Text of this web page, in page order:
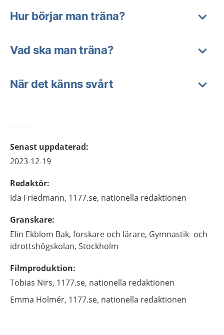
Hur börjar man träna?
Vad ska man träna?
När det känns svårt
Senast uppdaterad:
2023-12-19
Redaktör:
Ida Friedmann, 1177.se, nationella redaktionen
Granskare:
Elin Ekblom Bak, forskare och lärare, Gymnastik- och
idrottshögskolan, Stockholm
Filmproduktion:
Tobias Nirs, 1177.se, nationella redaktionen
Emma Holmér, 1177.se, nationella redaktionen